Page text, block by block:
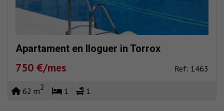
Apartament en lloguer in Torrox
750 €/mes Ref: 1463
62 m2 1 1